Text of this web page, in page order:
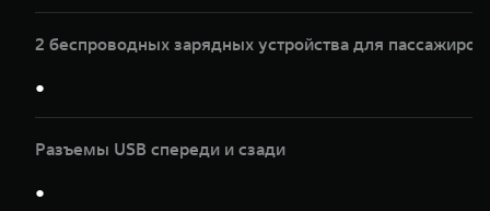
2 беспроводных зарядных устройства для
●
Разъемы USB спереди и сзади
●